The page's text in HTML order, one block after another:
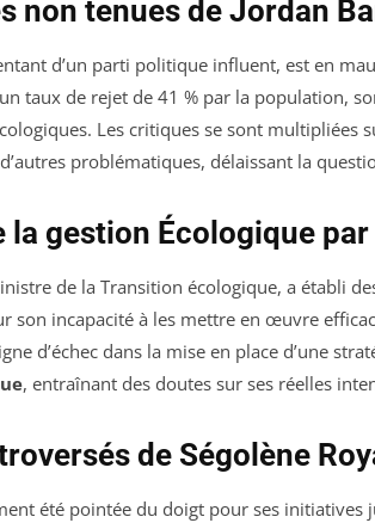
non tenues de Jordan
d’un parti politique influent, est en
taux de rejet de 41 % par la population,
Les critiques se sont multipliées
problématiques, délaissant la
la gestion Écologique
de la Transition écologique, a établi
son incapacité à les mettre en œuvre
d’échec dans la mise en place d’une
, entraînant des doutes sur ses réelles
de Ségolène
été pointée du doigt pour ses initiatives